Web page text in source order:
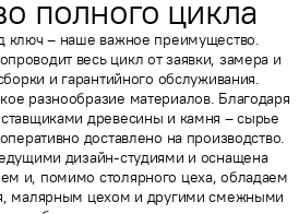
полного цикла
ключ – наше важное преимущество.
весь цикл от заявки, замера и
и гарантийного обслуживания.
разнообразие материалов. Благодаря
древесины и камня – сырье
доставлено на производство.
дизайн-студиями и оснащена
и, помимо столярного цеха, обладаем
малярным цехом и другими смежными